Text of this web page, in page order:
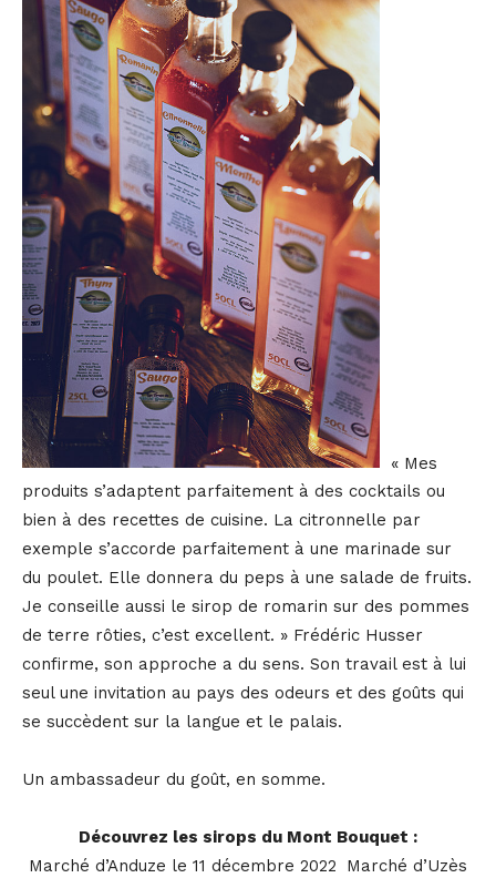
« Mes
produits s’adaptent parfaitement à des cocktails ou
bien à des recettes de cuisine. La citronnelle par
exemple s’accorde parfaitement à une marinade sur
du poulet. Elle donnera du peps à une salade de fruits.
Je conseille aussi le sirop de romarin sur des pommes
de terre rôties, c’est excellent. » Frédéric Husser
confirme, son approche a du sens. Son travail est à lui
seul une invitation au pays des odeurs et des goûts qui
se succèdent sur la langue et le palais.
Un ambassadeur du goût, en somme.
Découvrez les sirops du Mont Bouquet :
Marché d’Anduze le 11 décembre 2022 Marché d’Uzès